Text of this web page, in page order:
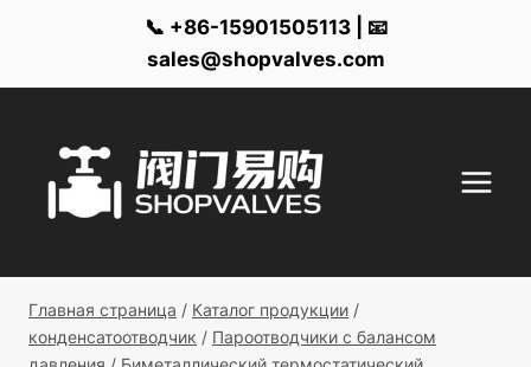
📞 +86-15901505113 | 📧
sales@shopvalves.com
контенту
Главная страница / Каталог продукции /
конденсатоотводчик / Пароотводчики с балансом